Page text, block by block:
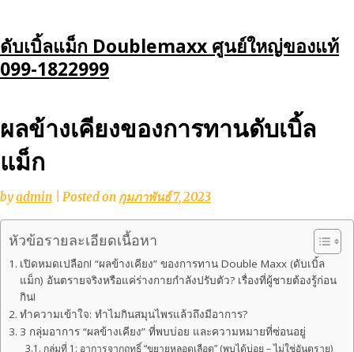
to
content
ดับเบิ้ลแม็ก Doublemaxx ศูนย์ใหญ่ของแท้
099-1822999
ผลข้างเคียงของการทานดับเบิ้ล
แม็ก
byadmin Posted on กุมภาพันธ์ 7, 2023
หัวข้อรายละเอียดเนื้อหา
เปิดหมดเปลือก! “ผลข้างเคียง” ของการทาน Double Maxx (ดับเบิ้ล
แม็ก) อันตรายจริงหรือแค่ร่างกายกำลังปรับตัว? เรื่องที่ผู้ชายต้องรู้ก่อน
กิน!
ทำความเข้าใจ: ทำไมกินสมุนไพรแล้วถึงมีอาการ?
3 กลุ่มอาการ “ผลข้างเคียง” ที่พบบ่อย และความหมายที่ซ่อนอยู่
กลุ่มที่ 1: อาการจากฤทธิ์ “ขยายหลอดเลือด” (พบได้บ่อย – ไม่ใช่อันตราย)